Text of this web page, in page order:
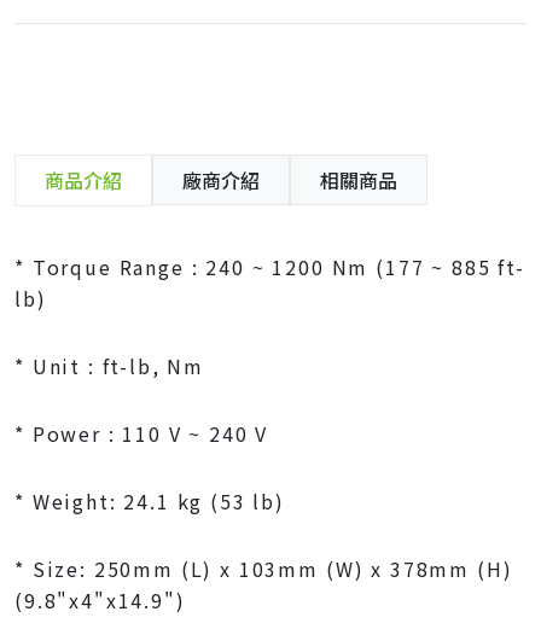
商品介紹 廠商介紹 相關商品
* Torque Range : 240 ~ 1200 Nm (177 ~ 885 ft-
lb)
* Unit : ft-lb, Nm
* Power : 110 V ~ 240 V
* Weight: 24.1 kg (53 lb)
* Size: 250mm (L) x 103mm (W) x 378mm (H)
(9.8"x4"x14.9")